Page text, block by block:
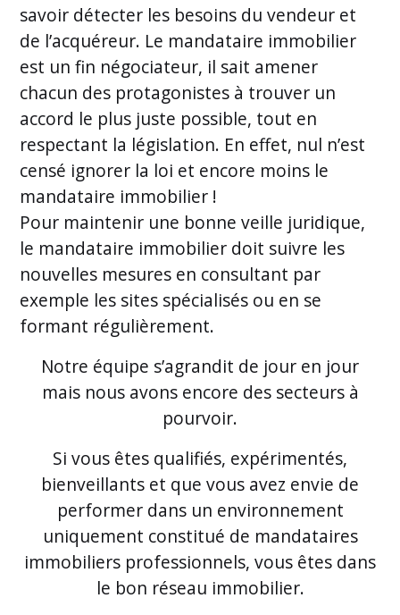
savoir détecter les besoins du vendeur et
de l’acquéreur. Le mandataire immobilier
est un fin négociateur, il sait amener
chacun des protagonistes à trouver un
accord le plus juste possible, tout en
respectant la législation. En effet, nul n’est
censé ignorer la loi et encore moins le
mandataire immobilier !
Pour maintenir une bonne veille juridique,
le mandataire immobilier doit suivre les
nouvelles mesures en consultant par
exemple les sites spécialisés ou en se
formant régulièrement.
Notre équipe s’agrandit de jour en jour
mais nous avons encore des secteurs à
pourvoir.
Si vous êtes qualifiés, expérimentés,
bienveillants et que vous avez envie de
performer dans un environnement
uniquement constitué de mandataires
immobiliers professionnels, vous êtes dans
le bon réseau immobilier.